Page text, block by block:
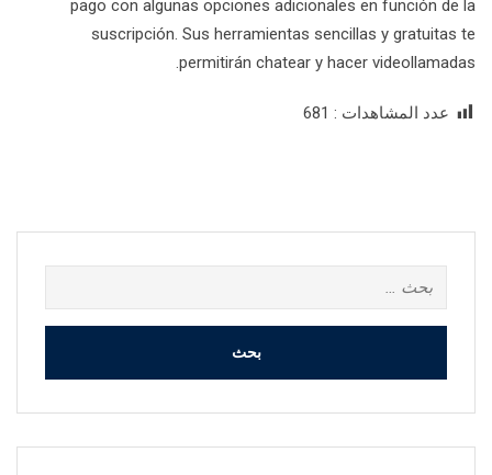
pago con algunas opciones adicionales en función de la
suscripción. Sus herramientas sencillas y gratuitas te
permitirán chatear y hacer videollamadas.
عدد المشاهدات : 681
عن: